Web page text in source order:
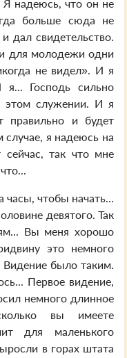
надеюсь, что он не
больше сюда не
дал свидетельство.
для молодежи одни
не видел». И я
Господь сильно
этом служении. И я
и будет
я надеюсь на
так что мне
чтобы начать...
девятого. Так
Вы меня хорошо
это немного
Видение было таким.
Первое видение,
немного длинное
вы имеете
для маленького
в горах штата